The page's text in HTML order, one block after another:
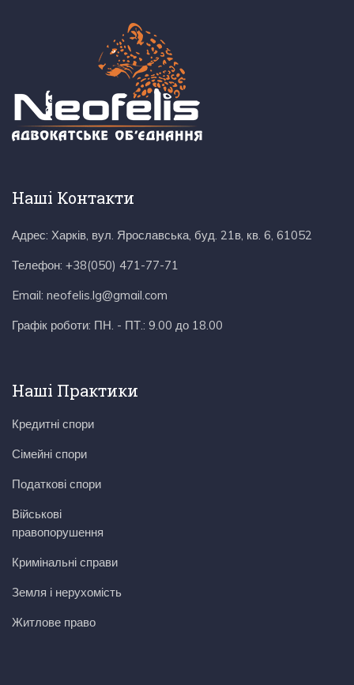
Наші Контакти
Адрес: Харків, вул. Ярославська, буд. 21в, кв. 6, 61052
Телефон: +38(050) 471-77-71
Email: neofelis.lg@gmail.com
Графік роботи: ПН. - ПТ.: 9.00 до 18.00
Наші Практики
Кредитні спори
Сімейні спори
Податкові спори
Військові
правопорушення
Кримінальні справи
Земля і нерухомість
Житлове право